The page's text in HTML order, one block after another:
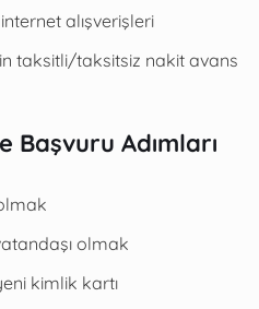
alışverişleri
taksitli/taksitsiz nakit avans
Başvuru Adımları
olmak
kimlik kartı